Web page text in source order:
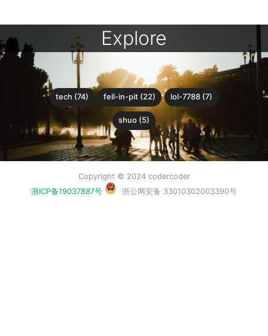
Explore
tech (74) fell-in-pit (22) lol-7788 (7)
shuo (5)
Copyright © 2024 codercoder
浙ICP备19037887号
浙公网安备 33010302003390号